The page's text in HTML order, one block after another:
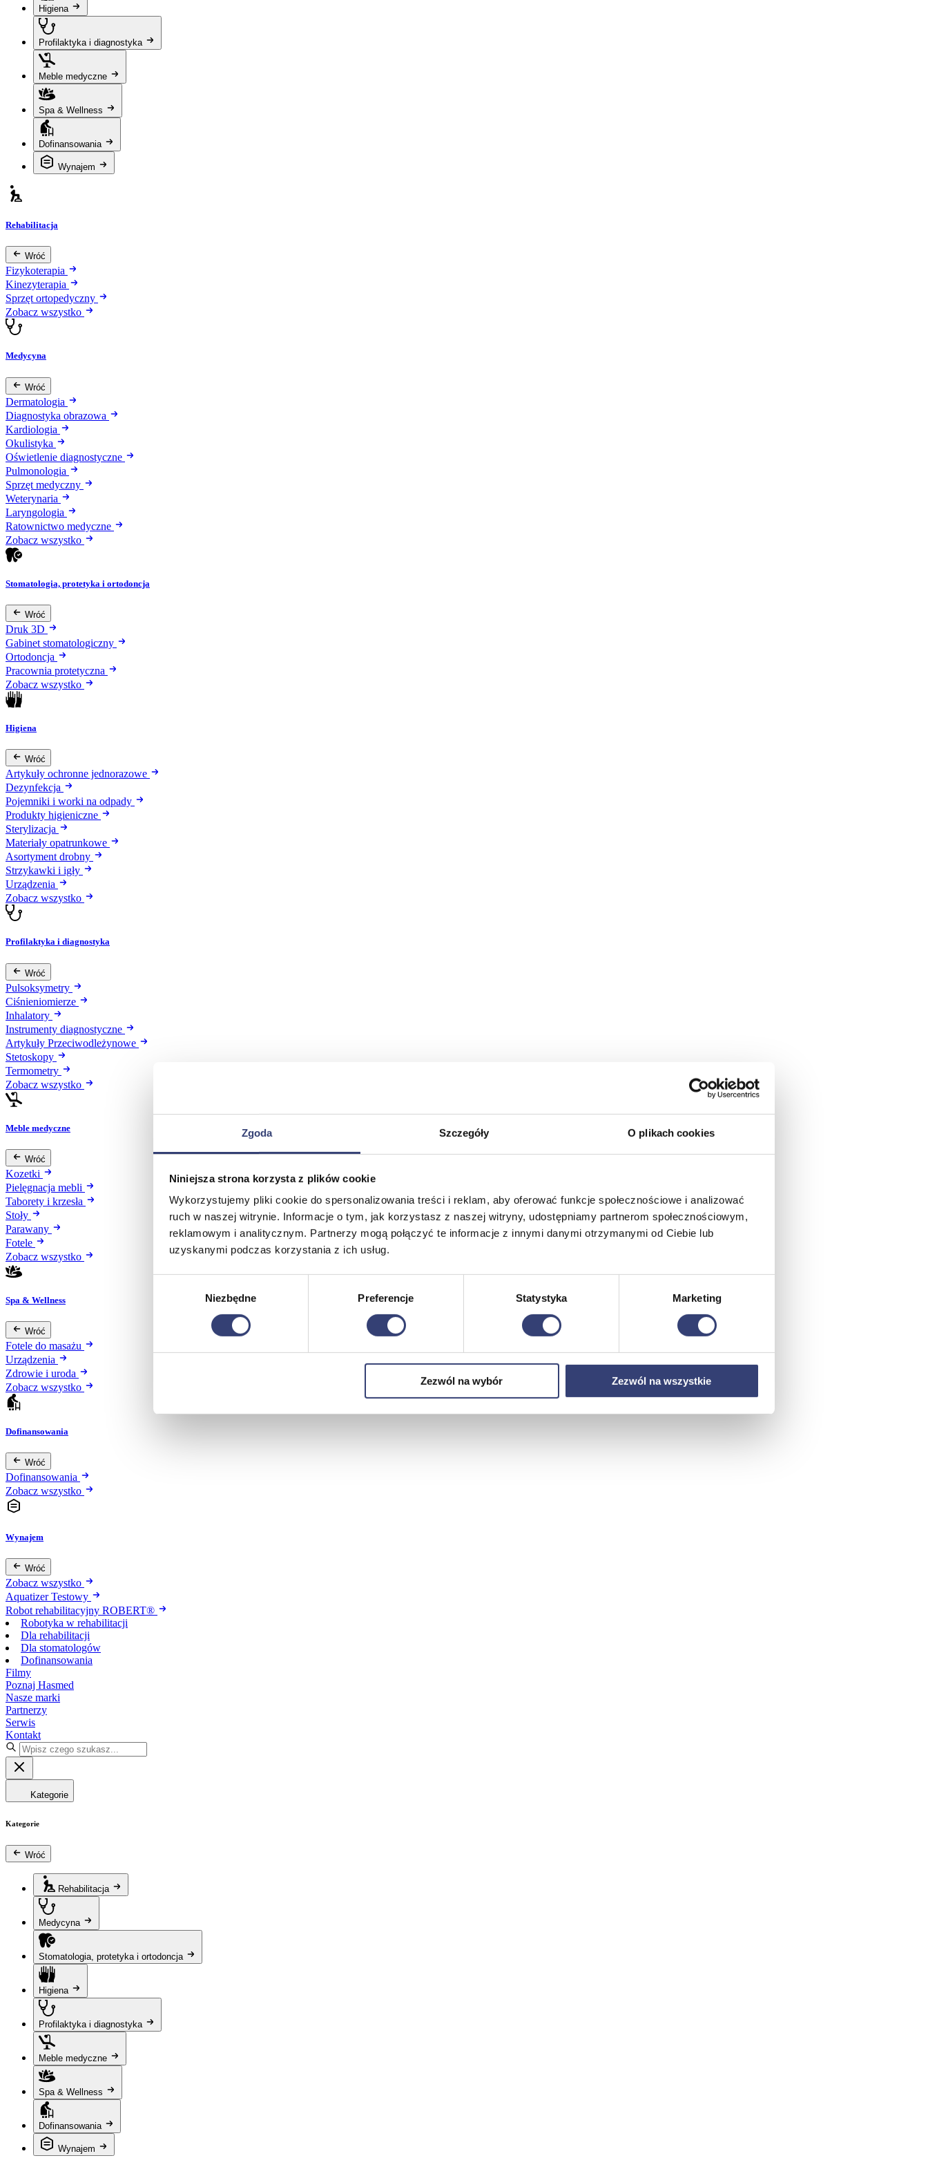
Zgoda Szczegóły O plikach cookies
Niniejsza strona korzysta z plików cookie
Wykorzystujemy pliki cookie do spersonalizowania treści i reklam, aby oferować funkcje społecznościowe i analizować
ruch w naszej witrynie. Informacje o tym, jak korzystasz z naszej witryny, udostępniamy partnerom społecznościowym,
reklamowym i analitycznym. Partnerzy mogą połączyć te informacje z innymi danymi otrzymanymi od Ciebie lub
uzyskanymi podczas korzystania z ich usług.
Niezbędne Preferencje Statystyka Marketing
Zezwól na wybór Zezwól na wszystkie
Higiena
Profilaktyka i diagnostyka
Meble medyczne
Spa & Wellness
Dofinansowania
Wynajem
Rehabilitacja
Wróć
Fizykoterapia
Kinezyterapia
Sprzęt ortopedyczny
Zobacz wszystko
Medycyna
Wróć
Dermatologia
Diagnostyka obrazowa
Kardiologia
Okulistyka
Oświetlenie diagnostyczne
Pulmonologia
Sprzęt medyczny
Weterynaria
Laryngologia
Ratownictwo medyczne
Zobacz wszystko
Stomatologia, protetyka i ortodoncja
Wróć
Druk 3D
Gabinet stomatologiczny
Ortodoncja
Pracownia protetyczna
Zobacz wszystko
Higiena
Wróć
Artykuły ochronne jednorazowe
Dezynfekcja
Pojemniki i worki na odpady
Produkty higieniczne
Sterylizacja
Materiały opatrunkowe
Asortyment drobny
Strzykawki i igły
Urządzenia
Zobacz wszystko
Profilaktyka i diagnostyka
Wróć
Pulsoksymetry
Ciśnieniomierze
Inhalatory
Instrumenty diagnostyczne
Artykuły Przeciwodleżynowe
Stetoskopy
Termometry
Zobacz wszystko
Meble medyczne
Wróć
Kozetki
Pielęgnacja mebli
Taborety i krzesła
Stoły
Parawany
Fotele
Zobacz wszystko
Spa & Wellness
Wróć
Fotele do masażu
Urządzenia
Zdrowie i uroda
Zobacz wszystko
Dofinansowania
Wróć
Dofinansowania
Zobacz wszystko
Wynajem
Wróć
Zobacz wszystko
Aquatizer Testowy
Robot rehabilitacyjny ROBERT®
Robotyka w rehabilitacji
Dla rehabilitacji
Dla stomatologów
Dofinansowania
Filmy
Poznaj Hasmed
Nasze marki
Partnerzy
Serwis
Kontakt
Kategorie
Kategorie
Wróć
Rehabilitacja
Medycyna
Stomatologia, protetyka i ortodoncja
Higiena
Profilaktyka i diagnostyka
Meble medyczne
Spa & Wellness
Dofinansowania
Wynajem